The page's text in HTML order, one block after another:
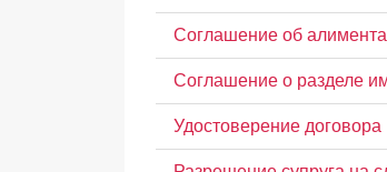
Соглашение об
Соглашение о разделе
Удостоверение договора